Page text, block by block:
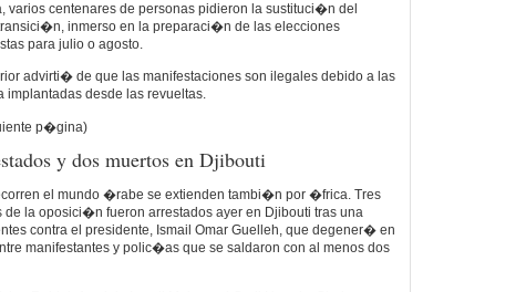
varios centenares de personas pidieron la sustituci�n del
inmerso en la preparaci�n de las elecciones
para julio o agosto.
advirti� de que las manifestaciones son ilegales debido a las
implantadas desde las revueltas.
p�gina)
y dos muertos en Djibouti
el mundo �rabe se extienden tambi�n por �frica. Tres
la oposici�n fueron arrestados ayer en Djibouti tras una
contra el presidente, Ismail Omar Guelleh, que degener� en
manifestantes y polic�as que se saldaron con al menos dos